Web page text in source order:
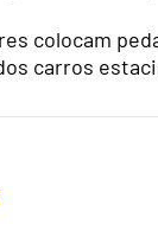
colocam
carros